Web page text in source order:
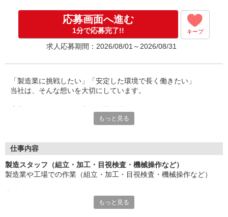
応募画面へ進む
1分で応募完了!! キープ
求人応募期間：2026/08/01～2026/08/31
「製造業に挑戦したい」「安定した環境で長く働きたい」
当社は、そんな想いを大切にしています。
約束を守ること、きちんと連絡をすること、前向きに仕事へ取り
また、勤務時間やシフトなど柔軟に対応いただける方は、ご紹介
長く働きたい――
製造業で正社員としてキャリアを築きたい方、ぜひご応募くださ
もっと見る
仕事内容
製造スタッフ（組立・加工・目視検査・機械操作など）
製造業や工場での作業（組立・加工・目視検査・機械操作など）
製品に不備がないか目視チェックもっと見る